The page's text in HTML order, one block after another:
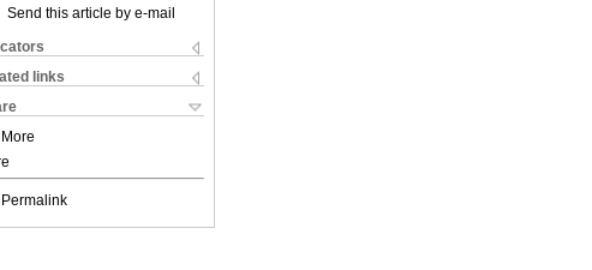
Send this article by e-mail
links
More
Permalink